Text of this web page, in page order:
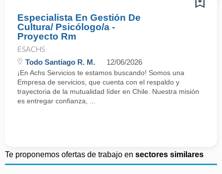
Especialista En Gestión De
Cultura/ Psicólogo/a -
Proyecto Rm
ESACHS
Todo Santiago R. M. 12/06/2026
¡En Achs Servicios te estamos buscando! Somos una
Empresa de servicios, que cuenta con el respaldo y
trayectoria de la mutualidad líder en Chile. Nuestra misión
es entregar confianza, ...
Te proponemos ofertas de trabajo en sectores similares